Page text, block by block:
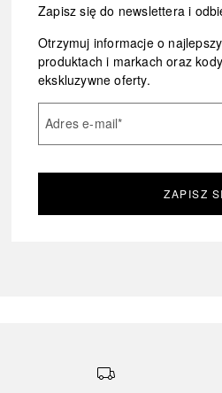
Zapisz się do newslettera i
Otrzymuj informacje o
produktach i markach oraz
ekskluzywne oferty.
Adres e-mail*
ZAPISZ